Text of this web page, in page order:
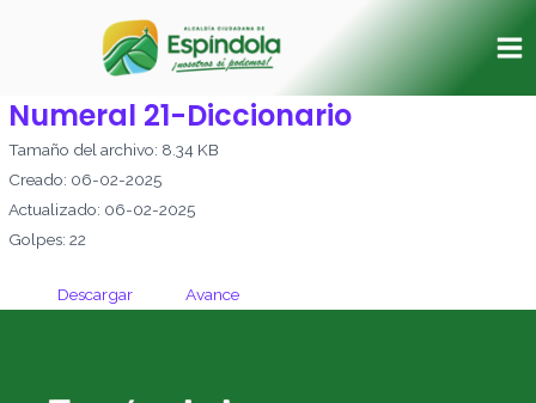
Numeral 21-Diccionario
Tamaño del archivo: 8.34 KB
Creado: 06-02-2025
Actualizado: 06-02-2025
Golpes: 22
Descargar Avance